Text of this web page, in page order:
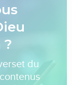
du